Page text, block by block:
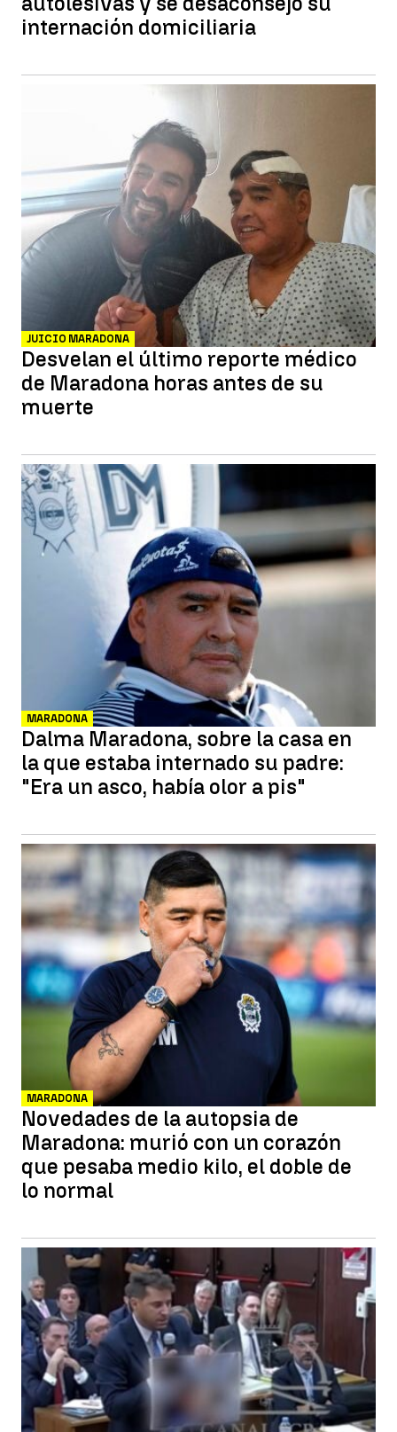
internación domiciliaria
JUICIO MARADONA
Desvelan el último reporte médico
de Maradona horas antes de su
muerte
MARADONA
Dalma Maradona, sobre la casa en
la que estaba internado su padre:
"Era un asco, había olor a pis"
MARADONA
Novedades de la autopsia de
Maradona: murió con un corazón
que pesaba medio kilo, el doble de
lo normal